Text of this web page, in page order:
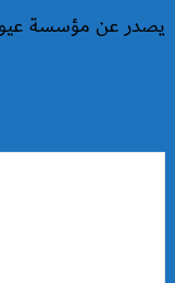
يصدر عن مؤسسة عيون